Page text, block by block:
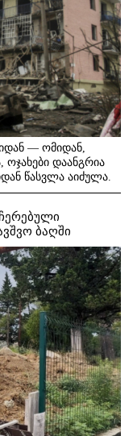
— ომიდან,
დაანგრია
წასვლა აიძულა.
ბაღში